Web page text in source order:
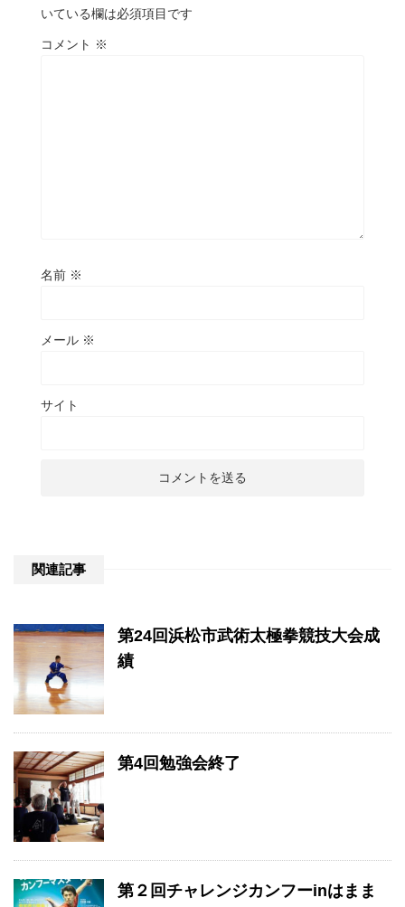
いている欄は必須項目です
コメント ※
名前 ※
メール ※
サイト
関連記事
第24回浜松市武術太極拳競技大会成
績
第4回勉強会終了
第２回チャレンジカンフーinはまま